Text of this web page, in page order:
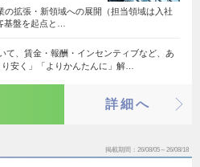
拡張・新領域への展開（担当領域は入社
基盤を起点と…
て、賃金・報酬・インセンティブなど、あ
安く」「よりかんたんに」解…
詳細へ
掲載期間 26/08/05～26/08/18